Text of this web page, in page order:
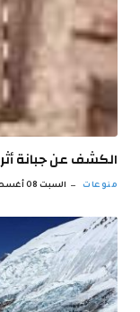
الكشف عن جبانة
منوعات السبت 08 أغسطس 6:01 م